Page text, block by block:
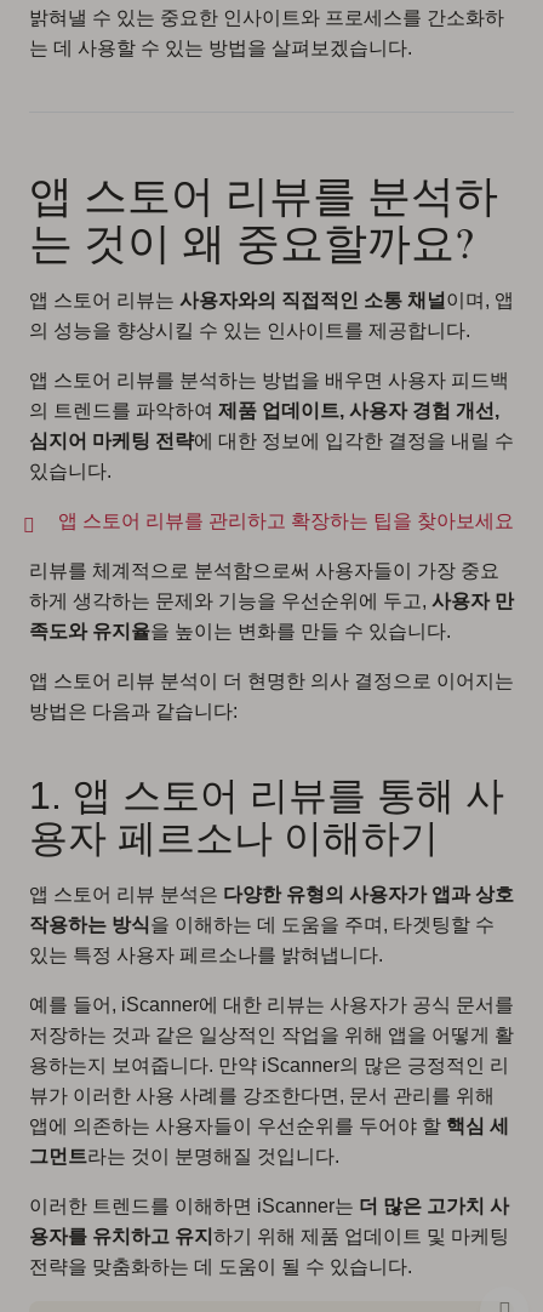
밝혀낼 수 있는 중요한 인사이트와 프로세스를 간소화하
는 데 사용할 수 있는 방법을 살펴보겠습니다.
앱 스토어 리뷰를 분석하
는 것이 왜 중요할까요?
앱 스토어 리뷰는 사용자와의 직접적인 소통 채널 이며, 앱
의 성능을 향상시킬 수 있는 인사이트를 제공합니다.
앱 스토어 리뷰를 분석하는 방법을 배우면 사용자 피드백
의 트렌드를 파악하여 제품 업데이트, 사용자 경험 개선,
심지어 마케팅 전략에 대한 정보에 입각한 결정을 내릴 수
있습니다.
앱 스토어 리뷰를 관리하고 확장하는 팁을 찾아보세요
리뷰를 체계적으로 분석함으로써 사용자들이 가장 중요
하게 생각하는 문제와 기능을 우선순위에 두고, 사용자 만
족도와 유지율을 높이는 변화를 만들 수 있습니다.
앱 스토어 리뷰 분석이 더 현명한 의사 결정으로 이어지는
방법은 다음과 같습니다:
1. 앱 스토어 리뷰를 통해 사
용자 페르소나 이해하기
앱 스토어 리뷰 분석은 다양한 유형의 사용자가 앱과 상호
작용하는 방식을 이해하는 데 도움을 주며, 타겟팅할 수
있는 특정 사용자 페르소나를 밝혀냅니다.
예를 들어, iScanner에 대한 리뷰는 사용자가 공식 문서를
저장하는 것과 같은 일상적인 작업을 위해 앱을 어떻게 활
용하는지 보여줍니다. 만약 iScanner의 많은 긍정적인 리
뷰가 이러한 사용 사례를 강조한다면, 문서 관리를 위해
앱에 의존하는 사용자들이 우선순위를 두어야 할 핵심 세
그먼트라는 것이 분명해질 것입니다.
이러한 트렌드를 이해하면 iScanner는 더 많은 고가치 사
용자를 유치하고 유지 하기 위해 제품 업데이트 및 마케팅
전략을 맞춤화하는 데 도움이 될 수 있습니다.